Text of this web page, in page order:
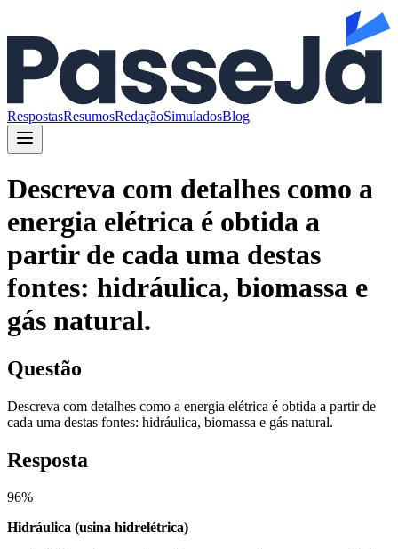
RespostasResumosRedaçãoSimuladosBlog
Descreva com detalhes como a
energia elétrica é obtida a
partir de cada uma destas
fontes: hidráulica, biomassa e
gás natural.
Questão
Descreva com detalhes como a energia elétrica é obtida a partir de
cada uma destas fontes: hidráulica, biomassa e gás natural.
Resposta
96%
Hidráulica (usina hidrelétrica)